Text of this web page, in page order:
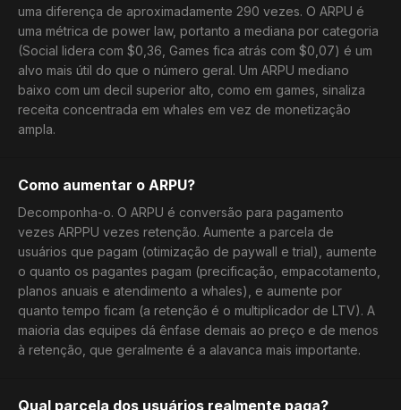
uma diferença de aproximadamente 290 vezes. O ARPU é
uma métrica de power law, portanto a mediana por categoria
(Social lidera com $0,36, Games fica atrás com $0,07) é um
alvo mais útil do que o número geral. Um ARPU mediano
baixo com um decil superior alto, como em games, sinaliza
receita concentrada em whales em vez de monetização
ampla.
Como aumentar o ARPU?
Decomponha-o. O ARPU é conversão para pagamento
vezes ARPPU vezes retenção. Aumente a parcela de
usuários que pagam (otimização de paywall e trial), aumente
o quanto os pagantes pagam (precificação, empacotamento,
planos anuais e atendimento a whales), e aumente por
quanto tempo ficam (a retenção é o multiplicador de LTV). A
maioria das equipes dá ênfase demais ao preço e de menos
à retenção, que geralmente é a alavanca mais importante.
Qual parcela dos usuários realmente paga?